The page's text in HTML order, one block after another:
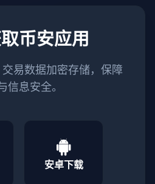
币安应用
易数据加密存储，保障
信息安全。
安卓下载